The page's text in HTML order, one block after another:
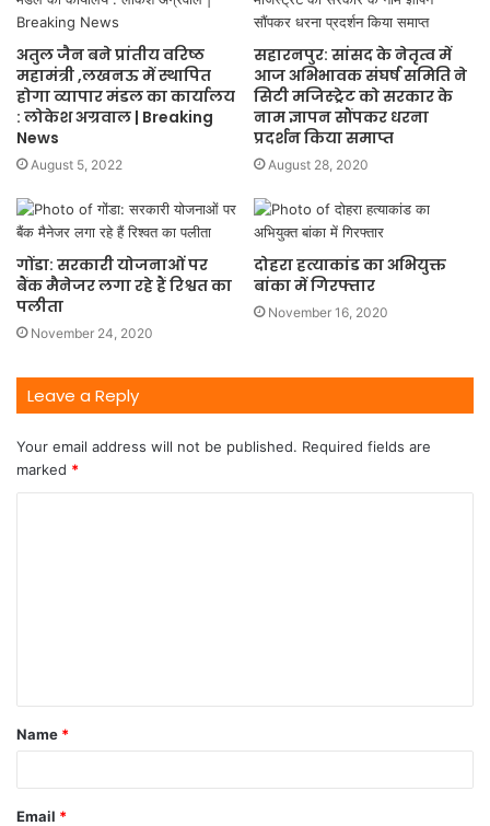
अतुल जैन बने प्रांतीय वरिष्ठ
महामंत्री ,लखनऊ में स्थापित
होगा व्यापार मंडल का कार्यालय
: लोकेश अग्रवाल | Breaking
News
August 5, 2022
सहारनपुर: सांसद के नेतृत्व में
आज अभिभावक संघर्ष समिति ने
सिटी मजिस्ट्रेट को सरकार के
नाम ज्ञापन सौंपकर धरना
प्रदर्शन किया समाप्त
August 28, 2020
गोंडा: सरकारी योजनाओं पर
बैंक मैनेजर लगा रहे हैं रिश्वत का
पलीता
November 24, 2020
दोहरा हत्याकांड का अभियुक्त
बांका में गिरफ्तार
November 16, 2020
Leave a Reply
Your email address will not be published. Required fields are
marked *
Name *
Email *